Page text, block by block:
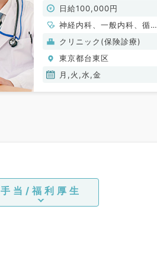
非常勤）
日給100,000円
神経内科、一般内科、循環
器内科、呼吸器内科、消化
器内科、内分泌・代謝内
科、腎臓内科、老年内科、
血液内科、膠原病科
クリニック(保険診療)
東京都台東区
月,火,水,金
手当/福利厚生